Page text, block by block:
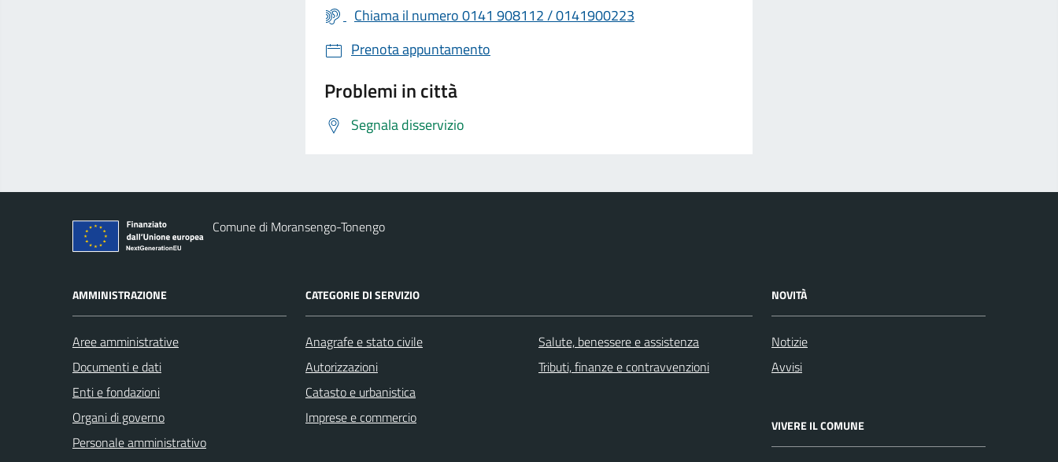
Chiama il numero 0141 908112 / 0141900223
Prenota appuntamento
Problemi in città
Segnala disservizio
Comune di Moransengo-Tonengo
AMMINISTRAZIONE
Aree amministrative
Documenti e dati
Enti e fondazioni
Organi di governo
Personale amministrativo
CATEGORIE DI SERVIZIO
Anagrafe e stato civile
Autorizzazioni
Catasto e urbanistica
Imprese e commercio
Salute, benessere e assistenza
Tributi, finanze e contravvenzioni
NOVITÀ
Notizie
Avvisi
VIVERE IL COMUNE